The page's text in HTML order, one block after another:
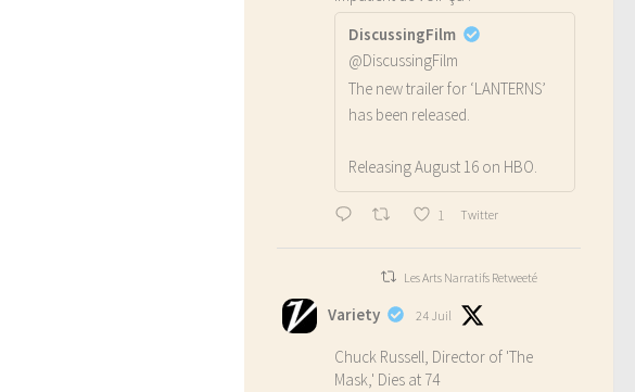
DiscussingFilm
@DiscussingFilm
The new trailer for ‘LANTERNS’
has been released.
Releasing August 16 on HBO.
1 Twitter
Les Arts Narratifs Retweeté
Variety 24 Juil
Chuck Russell, Director of 'The
Mask,' Dies at 74